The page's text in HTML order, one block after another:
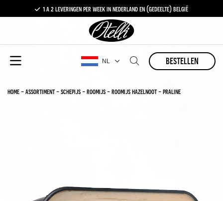
1 a 2 leveringen per week in nederland en (gedeelte) belgië
gratis levering vanaf €100,-
1 a 2 leveringen per week in nederland en (gedeelte) belgië
NL bestellen
home-assortiment-schepijs-roomijs-roomijs hazelnoot - praline